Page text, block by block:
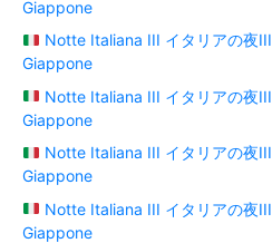
Giappone
Notte Italiana III イタリアの夜III
Giappone
Notte Italiana III イタリアの夜III
Giappone
Notte Italiana III イタリアの夜III
Giappone
Notte Italiana III イタリアの夜III
Giappone